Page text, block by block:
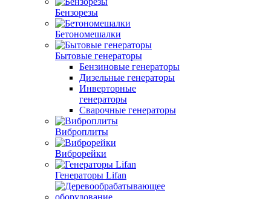
Бензорезы
Бетономешалки
Бытовые генераторы
Бензиновые генераторы
Дизельные генераторы
Инверторные
генераторы
Сварочные генераторы
Виброплиты
Виброрейки
Генераторы Lifan